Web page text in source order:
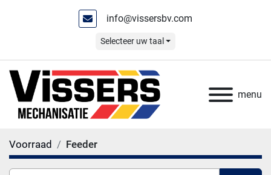
info@vissersbv.com
Selecteer uw taal
menu
Voorraad Feeder